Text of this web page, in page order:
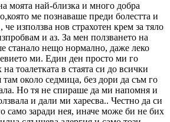
моята най-близка и много добра
ме познаваше преди болестта и
използва нов страхотен крем за тяло
и аз. За мен ползването на
станало нещо нормално, даже леко
ми. Един ден просто ми го
на тоалетката в стаята си до всички
около седмица, без дори да съм го
Но тя не спираше да ми напомня и
и дали ми харесва.. Честно да си
само заради нея, иначе може би не бих